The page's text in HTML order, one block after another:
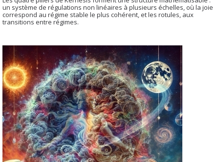
un système de régulations non linéaires à plusieurs échelles, où la joie
correspond au régime stable le plus cohérent, et les rotules, aux
transitions entre régimes.